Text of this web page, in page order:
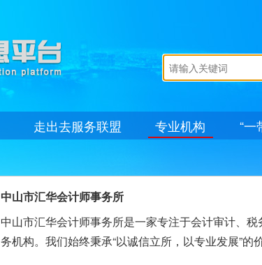
走出去服务联盟 专业机构 “一
中山市汇华会计师事务所
中山市汇华会计师事务所是一家专注于会计审计、
务机构。我们始终秉承“以诚信立所，以专业发展”